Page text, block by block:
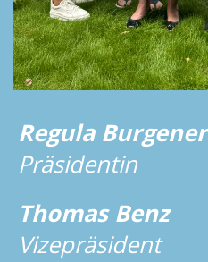
Regula Burgener
Präsidentin
Thomas Benz
Vizepräsident